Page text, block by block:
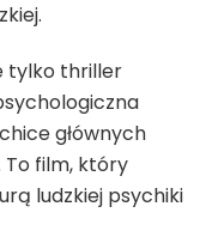
tylko thriller
głównych
film, który
ludzkiej psychiki